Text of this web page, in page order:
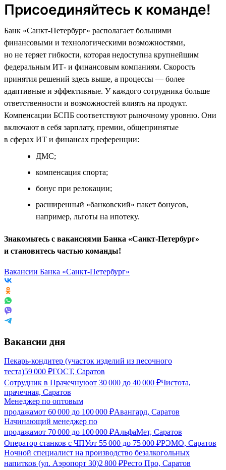
Присоединяйтесь к команде!
Банк «Санкт-Петербург» располагает большими
финансовыми и технологическими возможностями,
но не теряет гибкости, которая недоступна крупнейшим
федеральным ИТ- и финансовым компаниям. Скорость
принятия решений здесь выше, а процессы — более
адаптивные и эффективные. У каждого сотрудника больше
ответственности и возможностей влиять на продукт.
Компенсации БСПБ соответствуют рыночному уровню. Они
включают в себя зарплату, премии, общепринятые
в сферах ИТ и финансах преференции:
ДМС;
компенсация спорта;
бонус при релокации;
расширенный «банковский» пакет бонусов,
например, льготы на ипотеку.
Знакомьтесь с вакансиями Банка «Санкт-Петербург»
и становитесь частью команды!
Вакансии Банка «Санкт-Петербург»
Вакансии дня
Пекарь-кондитер (участок изделий из песочного
теста)59 000 ₽ГОСТ, Саратов
Сотрудник в Прачечнуюот 30 000 до 40 000 ₽Чистота,
прачечная, Саратов
Менеджер по оптовым
продажамот 60 000 до 100 000 ₽Авангард, Саратов
Начинающий менеджер по
продажамот 70 000 до 100 000 ₽АльфаМет, Саратов
Оператор станков с ЧПУот 55 000 до 75 000 ₽РЭМО, Саратов
Ночной специалист на производство безалкогольных
напитков (ул. Аэропорт 30)2 800 ₽Ресто Про, Саратов